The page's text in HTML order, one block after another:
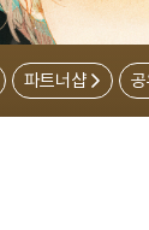
파트너샵